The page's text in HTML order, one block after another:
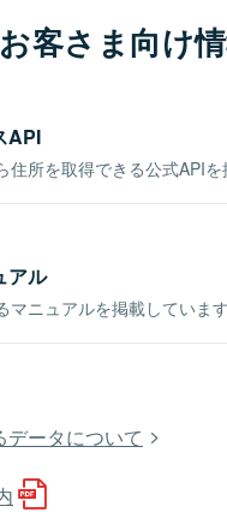
客さま向け
API
所を取得できる公式APIを
アル
ニュアルを掲載しています
ータについて